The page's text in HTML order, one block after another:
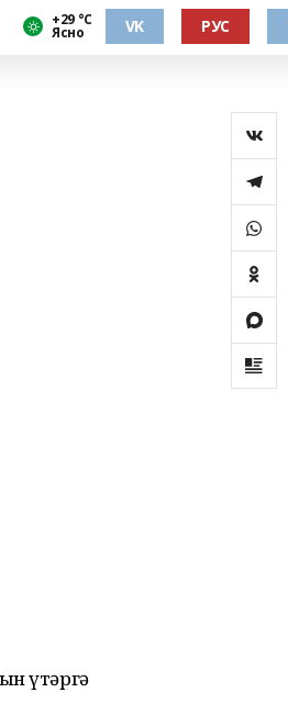
+29 °С
Ясно VK РУС
үтәргә